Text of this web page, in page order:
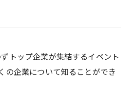
トップ企業が集結するイベント
の企業について知ることができ